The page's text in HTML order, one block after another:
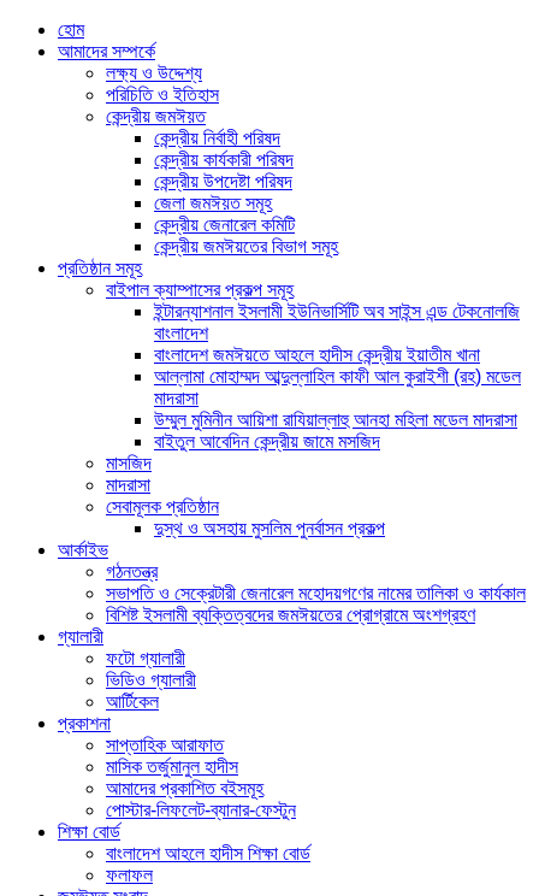
হোম
আমাদের সম্পর্কে
লক্ষ্য ও উদ্দেশ্য
পরিচিতি ও ইতিহাস
কেন্দ্রীয় জমঈয়ত
কেন্দ্রীয় নির্বাহী পরিষদ
কেন্দ্রীয় কার্যকারী পরিষদ
কেন্দ্রীয় উপদেষ্টা পরিষদ
জেলা জমঈয়ত সমূহ
কেন্দ্রীয় জেনারেল কমিটি
কেন্দ্রীয় জমঈয়তের বিভাগ সমূহ
প্রতিষ্ঠান সমূহ
বাইপাল ক্যাম্পাসের প্রকল্প সমূহ
ইন্টারন্যাশনাল ইসলামী ইউনিভার্সিটি অব সাইন্স এন্ড টেকনোলজি
বাংলাদেশ
বাংলাদেশ জমঈয়তে আহলে হাদীস কেন্দ্রীয় ইয়াতীম খানা
আল্লামা মোহাম্মদ আব্দুল্লাহিল কাফী আল কুরাইশী (রহ) মডেল
মাদরাসা
উম্মুল মুমিনীন আয়িশা রাযিয়াল্লাহু আনহা মহিলা মডেল মাদরাসা
বাইতুল আবেদিন কেন্দ্রীয় জামে মসজিদ
মাসজিদ
মাদরাসা
সেবামূলক প্রতিষ্ঠান
দুস্থ ও অসহায় মুসলিম পুনর্বাসন প্রকল্প
আর্কাইভ
গঠনতন্ত্র
সভাপতি ও সেক্রেটারী জেনারেল মহোদয়গণের নামের তালিকা ও কার্যকাল
বিশিষ্ট ইসলামী ব্যক্তিত্বদের জমঈয়তের প্রোগ্রামে অংশগ্রহণ
গ্যালারী
ফটো গ্যালারী
ভিডিও গ্যালারী
আর্টিকেল
প্রকাশনা
সাপ্তাহিক আরাফাত
মাসিক তর্জুমানুল হাদীস
আমাদের প্রকাশিত বইসমূহ
পোস্টার-লিফলেট-ব্যানার-ফেস্টুন
শিক্ষা বোর্ড
বাংলাদেশ আহলে হাদীস শিক্ষা বোর্ড
ফলাফল